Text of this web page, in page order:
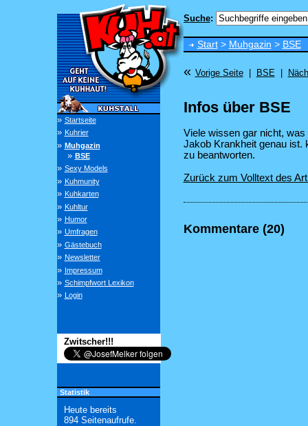
» Startseite
» Kuhrier
» Muhgazin
» BSE
» Sexy Models
» Kuhmunity
» Kuhkarten
» Kuhltur
» Humor
» Umfragen
» Gästebuch
» Newsletter
» Impressum
» Schimpfwort Lexikon
» Login
Zwitscher!!!
Statistik
Heute bereits
894 Seitenaufrufe.
Suche:
Start > Muhgazin > BSE
« Vorige Seite BSE
Infos über BSE
Viele wissen gar nicht,
Jakob Krankheit genau ist.
zu beantworten.
Zurück zum Volltext des
Kommentare (20)